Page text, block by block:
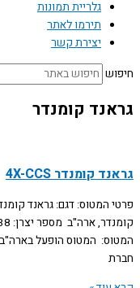
גלריית תמונות
תירמו לאתר
יצירת קשר
חיפוש
גראנד קומנדר
גראנד קומנדר 4X-CCS
חברת